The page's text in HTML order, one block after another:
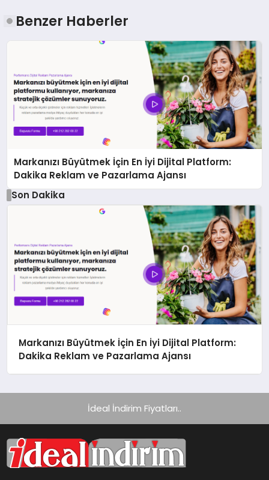
Benzer Haberler
Markanızı Büyütmek İçin En İyi Dijital Platform:
Dakika Reklam ve Pazarlama Ajansı
Son Dakika
Markanızı Büyütmek İçin En İyi Dijital Platform:
Dakika Reklam ve Pazarlama Ajansı
İdeal İndirim Fiyatları..